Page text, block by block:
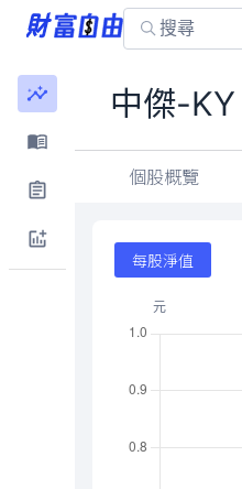
中傑-KY
個股概覽
每股淨值